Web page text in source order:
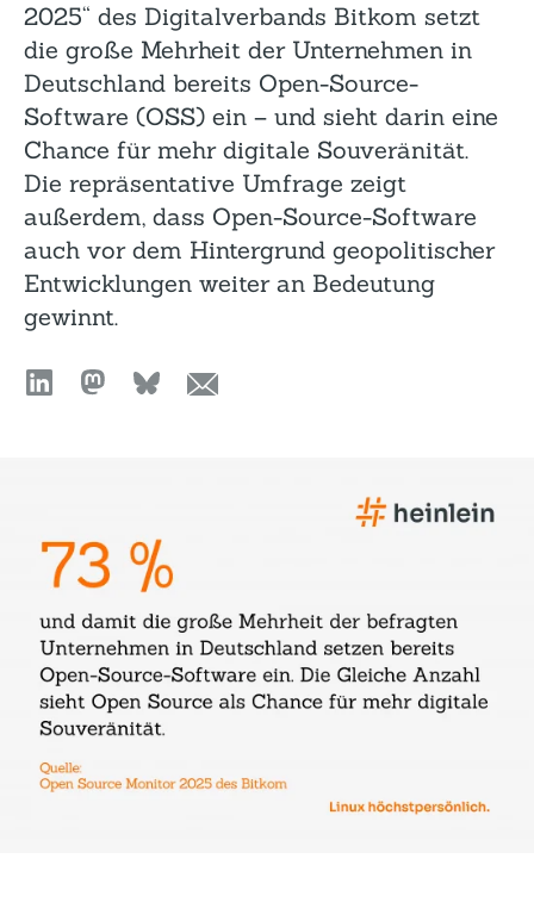
2025“ des Digitalverbands Bitkom setzt
die große Mehrheit der Unternehmen in
Deutschland bereits Open-Source-
Software (OSS) ein – und sieht darin eine
Chance für mehr digitale Souveränität.
Die repräsentative Umfrage zeigt
außerdem, dass Open-Source-Software
auch vor dem Hintergrund geopolitischer
Entwicklungen weiter an Bedeutung
gewinnt.